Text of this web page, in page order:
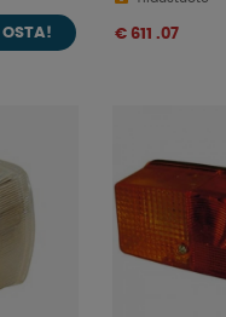
OSTA! € 611 .07